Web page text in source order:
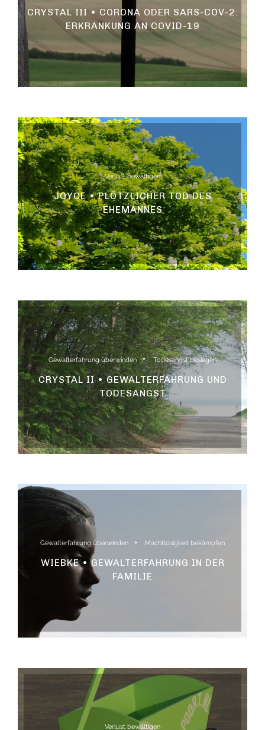
CRYSTAL III • CORONA ODER SARS-COV-2:
ERKRANKUNG AN COVID-19
Verlust bewältigen
JOYCE • PLÖTZLICHER TOD DES
EHEMANNES
Gewalterfahrung überwinden Todesangst besiegen
CRYSTAL II • GEWALTERFAHRUNG UND
TODESANGST
Gewalterfahrung überwinden Machtlosigkeit bekämpfen
WIEBKE • GEWALTERFAHRUNG IN DER
FAMILIE
Verlust bewältigen